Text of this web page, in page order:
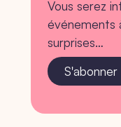
Vous serez
événements
surprises…
S'abonner